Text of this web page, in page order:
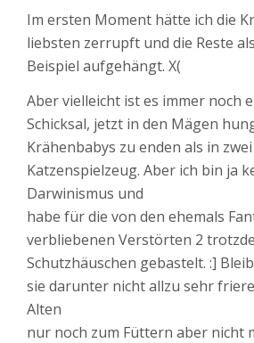
Im ersten Moment hätte ich die
liebsten zerrupft und die Reste
Beispiel aufgehängt. X(
Aber vielleicht ist es immer noch
Schicksal, jetzt in den Mägen
Krähenbabys zu enden als in
Katzenspielzeug. Aber ich bin ja
Darwinismus und
habe für die von den ehemals
verbliebenen Verstörten 2
Schutzhäuschen gebastelt. :]
sie darunter nicht allzu sehr
Alten
nur noch zum Füttern aber nicht